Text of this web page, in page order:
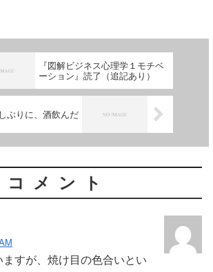
『図解ビジネス心理学１モチベ
ーション』読了（追記あり）
ぶりに、酒飲んだ
コメント
すが、焼け目の色合いとい